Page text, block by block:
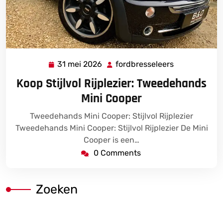
31 mei 2026 31
mei
2026
fordbresseleers
Koop Stijlvol Rijplezier: Tweedehands
Mini Cooper
Tweedehands Mini Cooper: Stijlvol Rijplezier
Tweedehands Mini Cooper: Stijlvol Rijplezier De Mini
Cooper is een…
0 Comments
Zoeken